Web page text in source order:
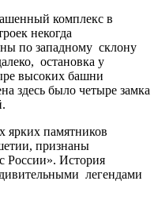
комплекс в
некогда
по западному склону
остановка у
высоких башни
здесь было четыре замка
памятников
признаны
России». История
легендами